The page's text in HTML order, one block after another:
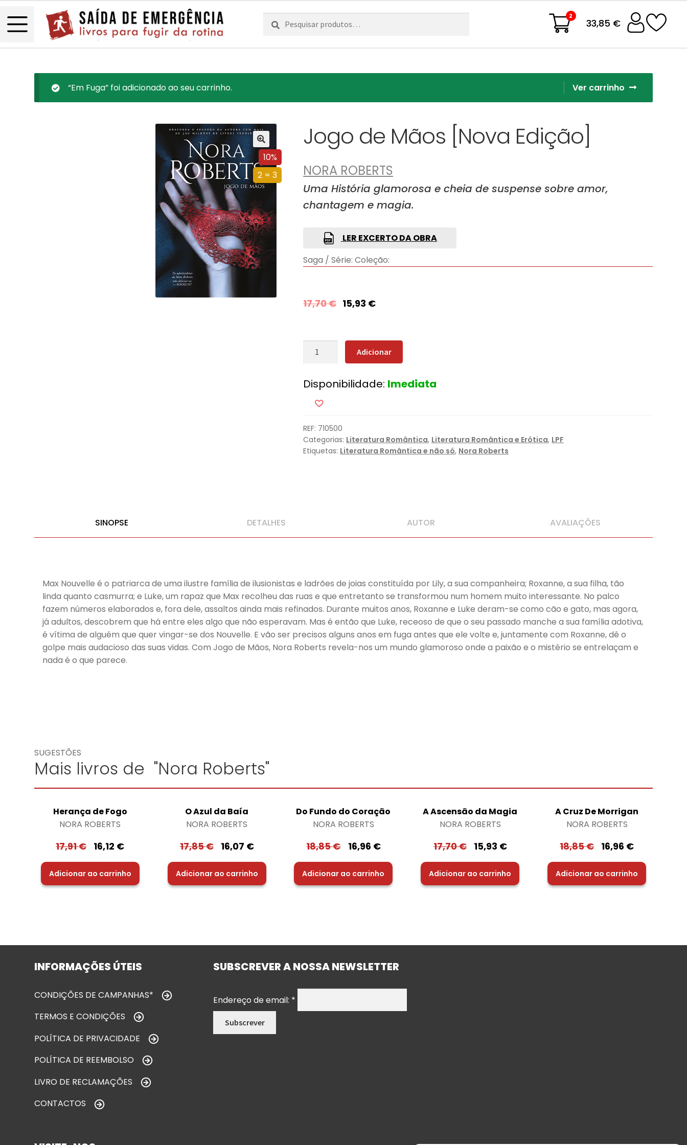
Pesquisar
por:
Pesquisa 2
33,85 €
Ver carrinho
“Em Fuga” foi adicionado ao seu carrinho.
10%
2 = 3
Jogo de Mãos [Nova Edição]
NORA ROBERTS
Uma História glamorosa e cheia de suspense sobre amor,
chantagem e magia.
LER EXCERTO DA OBRA
Saga / Série: Coleção:
17,70€ 15,93 €
Quantidade
de
Mãos
[Nova
Edição]
Adicionar
Disponibilidade: Imediata
REF: 710500
Categorias: Literatura Romântica, Literatura Romântica e Erótica, LPF
Etiquetas: Literatura Romântica e não só, Nora Roberts
SINOPSE DETALHES AUTOR AVALIAÇÕES
Max Nouvelle é o patriarca de uma ilustre família de ilusionistas e ladrões de joias constituída por Lily, a sua companheira; Roxanne, a sua filha, tão
linda quanto casmurra; e Luke, um rapaz que Max recolheu das ruas e que entretanto se transformou num homem muito interessante. No palco
fazem números elaborados e, fora dele, assaltos ainda mais refinados. Durante muitos anos, Roxanne e Luke deram-se como cão e gato, mas agora,
já adultos, descobrem que há entre eles algo que não esperavam. Mas é então que Luke, receoso de que o seu passado manche a sua família adotiva,
é vítima de alguém que quer vingar-se dos Nouvelle. E vão ser precisos alguns anos em fuga antes que ele volte e, juntamente com Roxanne, dê o
golpe mais audacioso das suas vidas. Com Jogo de Mãos, Nora Roberts revela-nos um mundo glamoroso onde a paixão e o mistério se entrelaçam e
nada é o que parece.
SUGESTÕES
Mais livros de "Nora Roberts"
Herança de Fogo
NORA ROBERTS
17,91€ 16,12 €
Adicionar ao carrinho
O Azul da Baía
NORA ROBERTS
17,85€ 16,07 €
Adicionar ao carrinho
Do Fundo do Coração
NORA ROBERTS
18,85€ 16,96 €
Adicionar ao carrinho
A Ascensão da Magia
NORA ROBERTS
17,70€ 15,93 €
Adicionar ao carrinho
A Cruz De Morrigan
NORA ROBERTS
18,85€ 16,96 €
Adicionar ao carrinho
INFORMAÇÕES ÚTEIS
CONDIÇÕES DE CAMPANHAS*
TERMOS E CONDIÇÕES
POLÍTICA DE PRIVACIDADE
POLÍTICA DE REEMBOLSO
LIVRO DE RECLAMAÇÕES
CONTACTOS
SUBSCREVER A NOSSA NEWSLETTER
Endereço de email: *